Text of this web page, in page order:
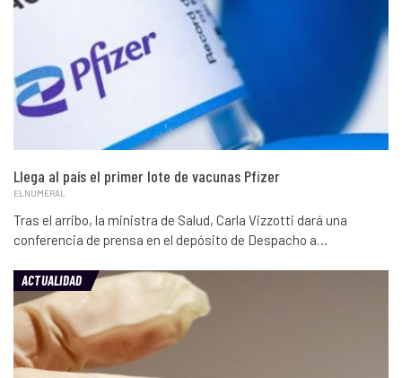
Llega al país el primer lote de vacunas Pfizer
ELNUMERAL
Tras el arribo, la ministra de Salud, Carla Vizzotti dará una
conferencia de prensa en el depósito de Despacho a…
ACTUALIDAD